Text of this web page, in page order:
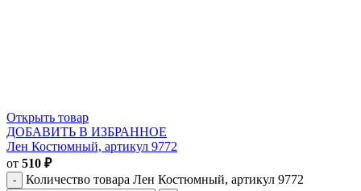
Открыть товар
ДОБАВИТЬ В ИЗБРАННОЕ
Лен Костюмный, артикул 9772
от 510 ₽
Количество товара Лен Костюмный, артикул 9772